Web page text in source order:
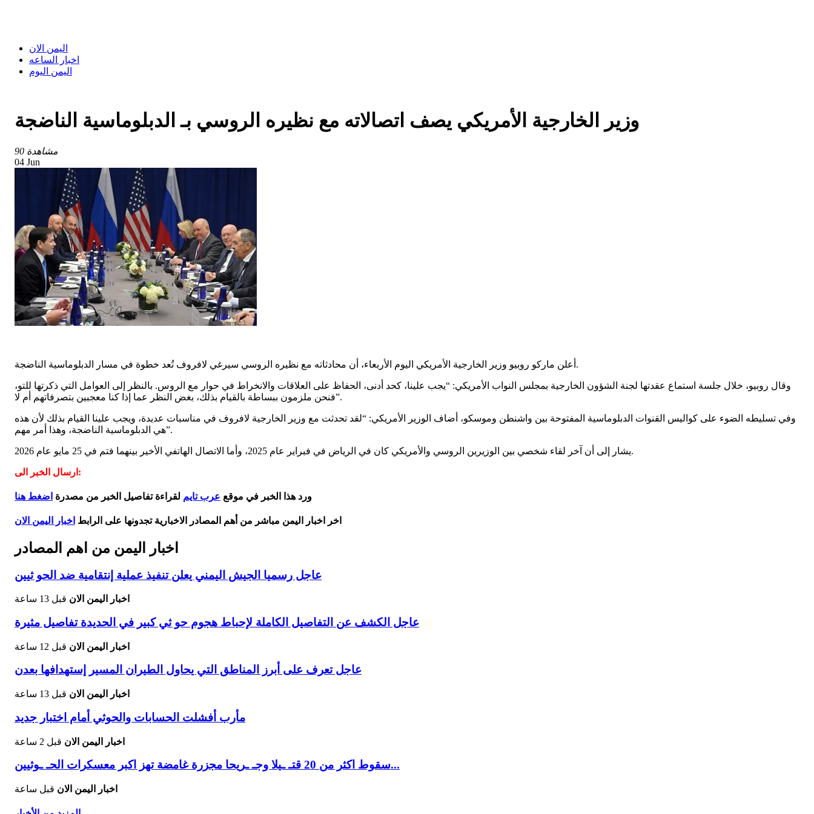
اليمن الان
اخبار الساعه
اليمن اليوم
وزير الخارجية الأمريكي يصف اتصالاته مع نظيره الروسي بـ الدبلوماسية الناضجة
90 مشاهدة
04 Jun
أعلن ماركو روبيو وزير الخارجية الأمريكي اليوم الأربعاء، أن محادثاته مع نظيره الروسي سيرغي لافروف تُعد خطوة في مسار الدبلوماسية الناضجة.
وقال روبيو، خلال جلسة استماع عقدتها لجنة الشؤون الخارجية بمجلس النواب الأمريكي: “يجب علينا، كحد أدنى، الحفاظ على العلاقات والانخراط في حوار مع الروس. بالنظر إلى العوامل التي ذكرتها للتو،
فنحن ملزمون ببساطة بالقيام بذلك، بغض النظر عما إذا كنا معجبين بتصرفاتهم أم لا”.
وفي تسليطه الضوء على كواليس القنوات الدبلوماسية المفتوحة بين واشنطن وموسكو، أضاف الوزير الأمريكي: “لقد تحدثت مع وزير الخارجية لافروف في مناسبات عديدة، ويجب علينا القيام بذلك لأن هذه
هي الدبلوماسية الناضجة، وهذا أمر مهم”.
يشار إلى أن آخر لقاء شخصي بين الوزيرين الروسي والأمريكي كان في الرياض في فبراير عام 2025، وأما الاتصال الهاتفي الأخير بينهما فتم في 25 مايو عام 2026.
ارسال الخبر الى:
ورد هذا الخبر في موقع عرب تايم لقراءة تفاصيل الخبر من مصدرة اضغط هنا
اخر اخبار اليمن مباشر من أهم المصادر الاخبارية تجدونها على الرابط اخبار اليمن الان
اخبار اليمن من اهم المصادر
عاجل رسميا الجيش اليمني يعلن تنفيذ عملية إنتقامية ضد الحو ثيين
اخبار اليمن الان قبل 13 ساعة
عاجل الكشف عن التفاصيل الكاملة لإحباط هجوم حو ثي كبير في الحديدة تفاصيل مثيرة
اخبار اليمن الان قبل 12 ساعة
عاجل تعرف على أبرز المناطق التي يحاول الطيران المسير إستهدافها بعدن
اخبار اليمن الان قبل 13 ساعة
مأرب أفشلت الحسابات والحوثي أمام اختبار جديد
اخبار اليمن الان قبل 2 ساعة
سقوط اكثر من 20 قتـ ـيلا وجـ ـريحا مجزرة غامضة تهز اكبر معسكرات الحـ ـوثيين...
اخبار اليمن الان قبل ساعة